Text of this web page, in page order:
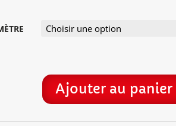
QUANTITÉ
TARIÈRE
Ajouter au panier